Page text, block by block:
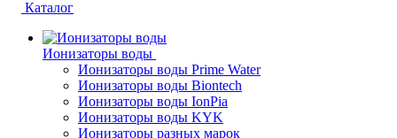
Каталог
Ионизаторы воды
Ионизаторы воды Prime Water
Ионизаторы воды Biontech
Ионизаторы воды IonPia
Ионизаторы воды KYK
Ионизаторы разных марок